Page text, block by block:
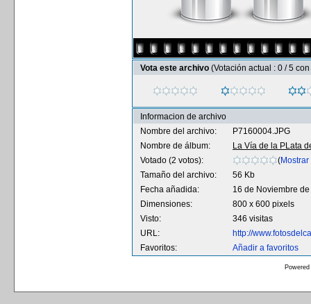
Vota este archivo (Votación actual : 0 / 5
Informacion de archivo
Nombre del archivo:
P7160004.JPG
Nombre de álbum:
La Vía de la PLata
Votado (2 votos):
(
Tamaño del archivo:
56 Kb
Fecha añadida:
16 de Noviembre
Dimensiones:
800 x 600 pixels
Visto:
346 visitas
URL:
http://
Favoritos:
Añadir a favoritos